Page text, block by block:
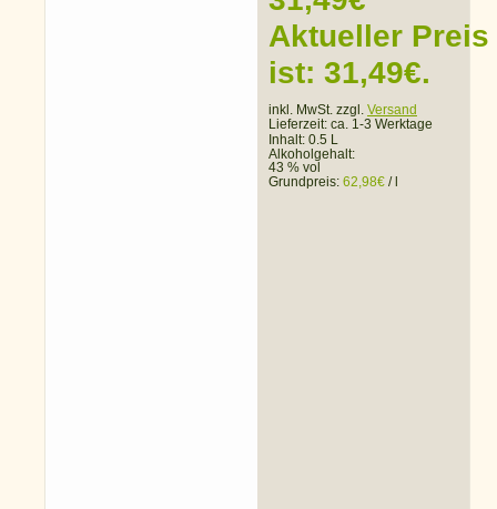
Aktueller Preis
ist: 31,49€.
inkl. MwSt. zzgl. Versand
Lieferzeit: ca. 1-3 Werktage
Inhalt: 0.5 L
Alkoholgehalt:
43 % vol
Grundpreis: 62,98€ /